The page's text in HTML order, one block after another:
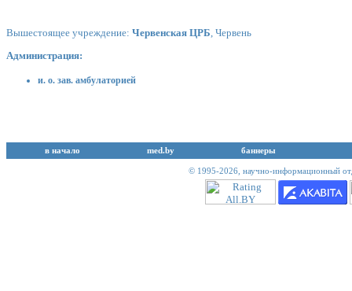
Вышестоящее учреждение: Червенская ЦРБ , Червень
Администрация:
и. о. зав. амбулаторией
в начало med.by баннеры
© 1995-2026, научно-информационный